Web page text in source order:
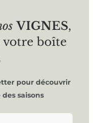
VIGNES,
boîte
pour découvrir
saisons